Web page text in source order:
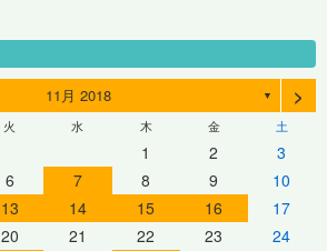
11月 2018 ▼ >
火 水 木 金 土
1 2
3
6 7 8 9
10
13 14 15 16
17
20 21 22 23
24